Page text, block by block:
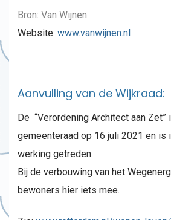
Bron: Van Wijnen
Website: www.vanwijnen.nl
Aanvulling van de Wijkraad:
De “Verordening Architect aan
gemeenteraad op 16 juli 2021 en is
werking getreden.
Bij de verbouwing van het
bewoners hier iets mee.